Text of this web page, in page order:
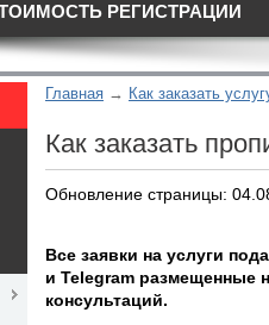
РЕГИСТРАЦИИ
Главная Как заказать
Как заказать
Обновление страницы:
Все заявки на услуги
и Telegram размещенные
консультаций.